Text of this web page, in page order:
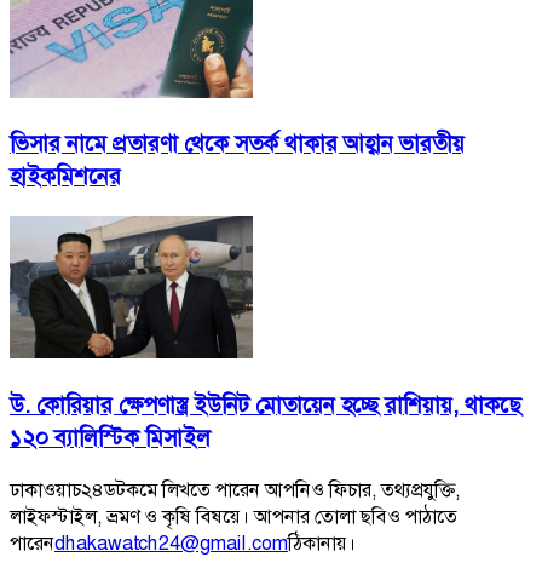
ভিসার নামে প্রতারণা থেকে সতর্ক থাকার আহ্বান ভারতীয়
হাইকমিশনের
উ. কোরিয়ার ক্ষেপণাস্ত্র ইউনিট মোতায়েন হচ্ছে রাশিয়ায়, থাকছে
১২০ ব্যালিস্টিক মিসাইল
ঢাকাওয়াচ২৪ডটকমে লিখতে পারেন আপনিও ফিচার, তথ্যপ্রযুক্তি,
লাইফস্টাইল, ভ্রমণ ও কৃষি বিষয়ে। আপনার তোলা ছবিও পাঠাতে
পারেনdhakawatch24@gmail.comঠিকানায়।